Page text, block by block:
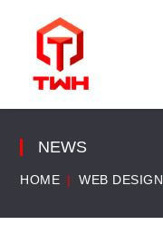
NEWS
HOME WEB DESIGN